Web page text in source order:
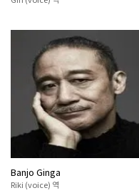
Banjo Ginga
Riki (voice) 역